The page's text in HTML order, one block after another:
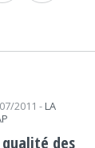
2011 - LA
qualité des